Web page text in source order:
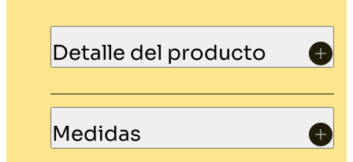
Detalle del producto
Medidas